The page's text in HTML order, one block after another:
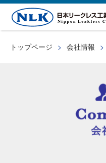
トップページ 会社情報